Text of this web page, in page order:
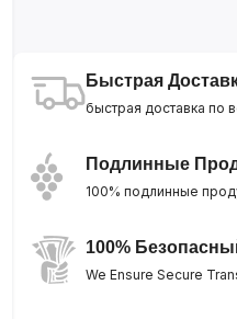
Быстрая
быстрая доставка по
Подлинные
100% подлинные
100%
We Ensure Secure